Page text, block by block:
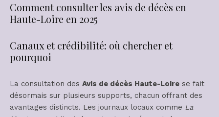
Comment consulter les avis de décès en
Haute-Loire en 2025
Canaux et crédibilité: où chercher et
pourquoi
La consultation des Avis de décès Haute-Loire se fait
désormais sur plusieurs supports, chacun offrant des
avantages distincts. Les journaux locaux comme La